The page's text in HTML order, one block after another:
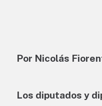
Por Nicolás
Los diputados y